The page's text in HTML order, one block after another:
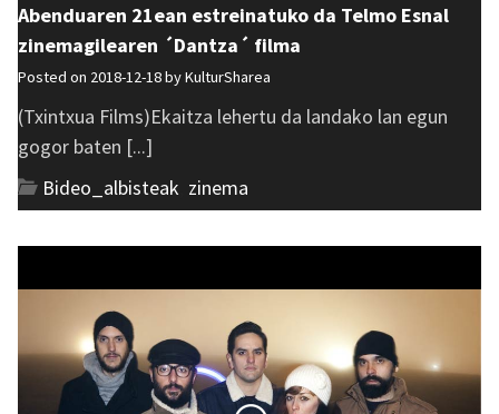
Abenduaren 21ean estreinatuko da Telmo Esnal
zinemagilearen ´Dantza´ filma
Posted on 2018-12-18 byKulturSharea
(Txintxua Films)Ekaitza lehertu da landako lan egun
gogor baten [...]
Bideo_albisteak zinema